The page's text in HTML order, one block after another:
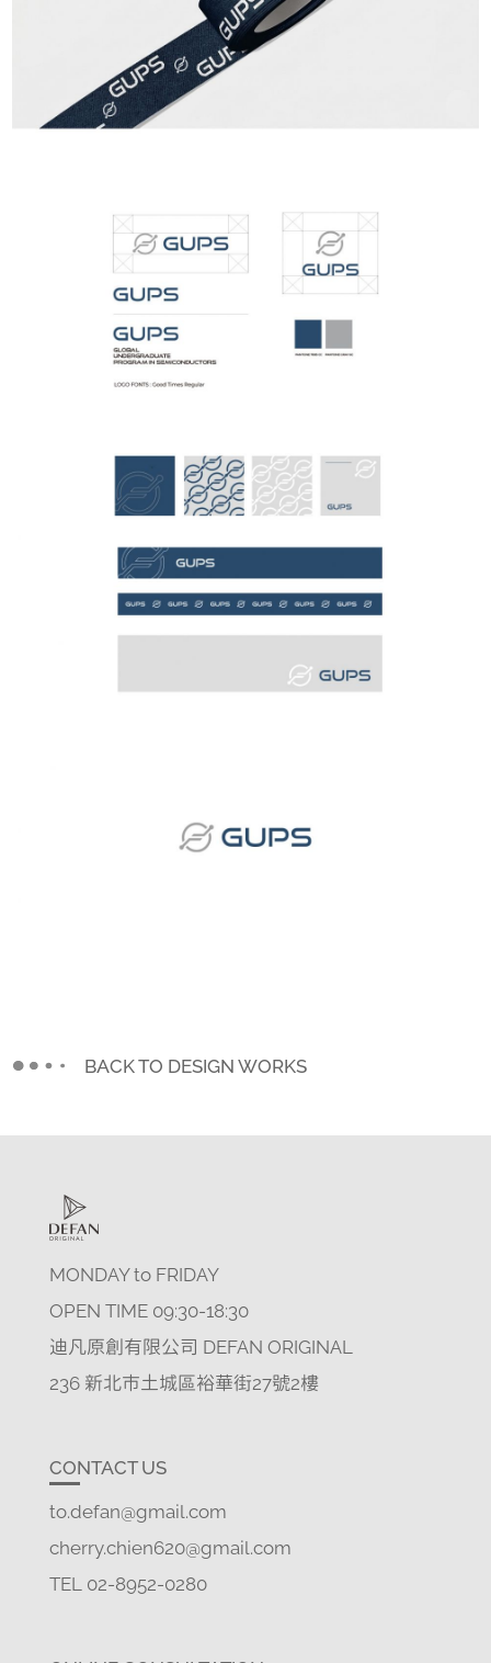
BACK TO DESIGN WORKS
MONDAY to FRIDAY
OPEN TIME 09:30-18:30
迪凡原創有限公司 DEFAN ORIGINAL
236 新北市土城區裕華街27號2樓
CONTACT US
to.defan@gmail.com
cherry.chien620@gmail.com
TEL 02-8952-0280